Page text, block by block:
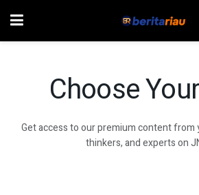
Choose
Get access to our premium content
thinkers, and experts on